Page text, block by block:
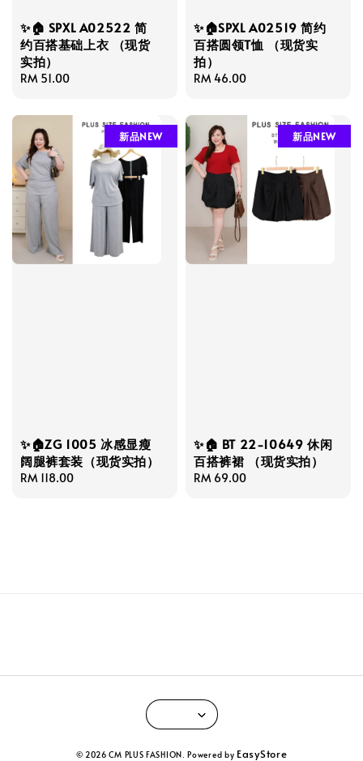
✨🏠 SPXL A02522 简
约百搭基础上衣 （现货
实拍）
Regular
RM 51.00
✨🏠SPXL A02519 简约
百搭圆领T恤 （现货实
拍）
Regular
RM 46.00
新品NEW
✨🏠ZG 1005 冰感显瘦
阔腿裤套装（现货实拍）
Regular
RM 118.00
新品NEW
✨🏠 BT 22-10649 休闲
百搭裤裙 （现货实拍）
Regular
RM 69.00
© 2026 CM PLUS FASHION. Powered by EasyStore